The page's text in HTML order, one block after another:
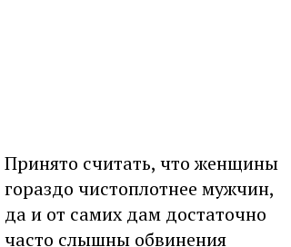
Принято считать, что женщины
гораздо чистоплотнее мужчин,
да и от самих дам достаточно
часто слышны обвинения